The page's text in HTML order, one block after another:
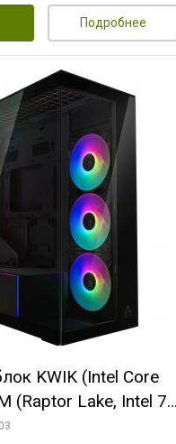
Подробнее
KWIK (Intel Core
(Raptor Lake, Intel 7,
64 ГБ ОЗУ (2